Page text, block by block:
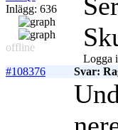
Inlägg: 636
offline
Logga
#108376
Svar: